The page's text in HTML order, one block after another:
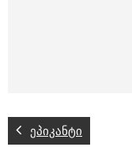
ეპიკანტი